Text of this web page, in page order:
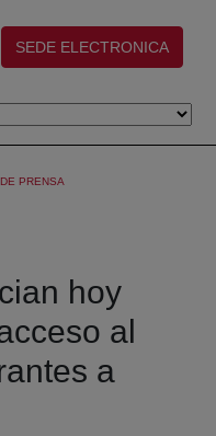
(abre en nueva ventana)
SEDE ELECTRONICA
PRENSA
hoy
al
a